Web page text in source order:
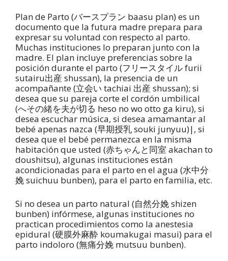
Plan de Parto (バースプラン baasu plan) es un
documento que la futura madre prepara para
expresar su voluntad con respecto al parto.
Muchas instituciones lo preparan junto con la
madre. El plan incluye preferencias sobre la
posición durante el parto (フリースタイル furii
sutairu出産 shussan), la presencia de un
acompañante (立会い tachiai 出産 shussan); si
desea que su pareja corte el cordón umbilical
(へその緒を夫が切る heso no wo otto ga kiru), si
desea escuchar música, si desea amamantar al
bebé apenas nazca (早期授乳 souki junyuu)|, si
desea que el bebé permanezca en la misma
habitación que usted (赤ちゃんと同室 akachan to
doushitsu), algunas instituciones están
acondicionadas para el parto en el agua (水中分
娩 suichuu bunben), para el parto en familia, etc.
Si no desea un parto natural (自然分娩 shizen
bunben) infórmese, algunas instituciones no
practican procedimientos como la anestesia
epidural (硬膜外麻酔 koumakugai masui) para el
parto indoloro (無痛分娩 mutsuu bunben).